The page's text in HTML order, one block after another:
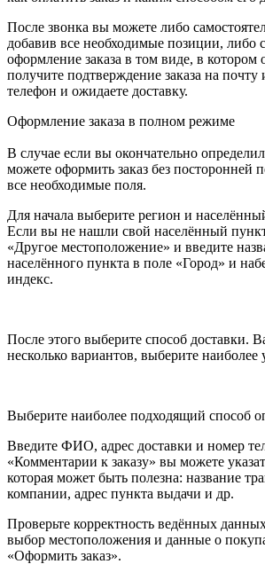
После звонка вы можете либо
добавив все необходимые позиции, либо
оформление заказа в том виде, в котором
получите подтверждение заказа на
телефон и ожидаете доставку.
Оформление заказа в полном режиме
В случае если вы окончательно
можете оформить заказ без посторонней
все необходимые поля.
Для начала выберите регион и
Если вы не нашли свой населённый
«Другое местоположение» и введите
населённого пункта в поле «Город» и
индекс.
После этого выберите способ доставки.
несколько вариантов, выберите наиболее
Выберите наиболее подходящий способ
Введите ФИО, адрес доставки и номер
«Комментарии к заказу» вы можете
которая может быть полезна: название
компании, адрес пункта выдачи и др.
Проверьте корректность ведённых
выбор местоположения и данные о
«Оформить заказ».